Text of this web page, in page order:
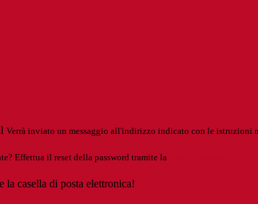
Verrà inviato un messaggio all'indirizzo indicato con le istruzioni
Effettua il reset della password tramite la
casella di posta elettronica!